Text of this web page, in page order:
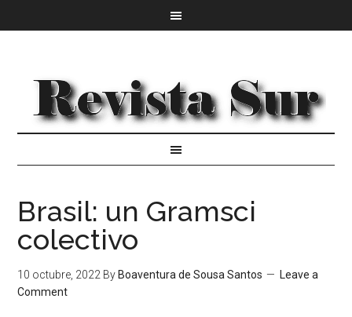
Brasil: un Gramsci
colectivo
10 octubre, 2022 By Boaventura de Sousa Santos
Leave a
Comment